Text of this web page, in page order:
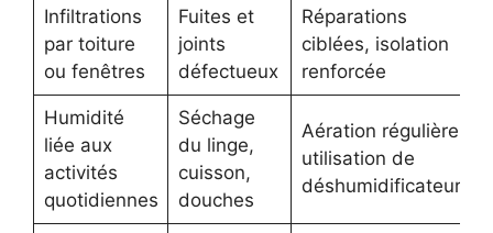
Infiltrations
par toiture
ou fenêtres
Fuites et
joints
défectueux
Réparations
ciblées, isolation
renforcée
Humidité
liée aux
activités
quotidiennes
Séchage
du linge,
cuisson,
douches
Aération régulière,
utilisation de
déshumidificateur